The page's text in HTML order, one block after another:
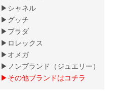
▶シャネル
▶グッチ
▶プラダ
▶ロレックス
▶オメガ
▶ノンブランド（ジュエリー）
▶その他ブランドはコチラ